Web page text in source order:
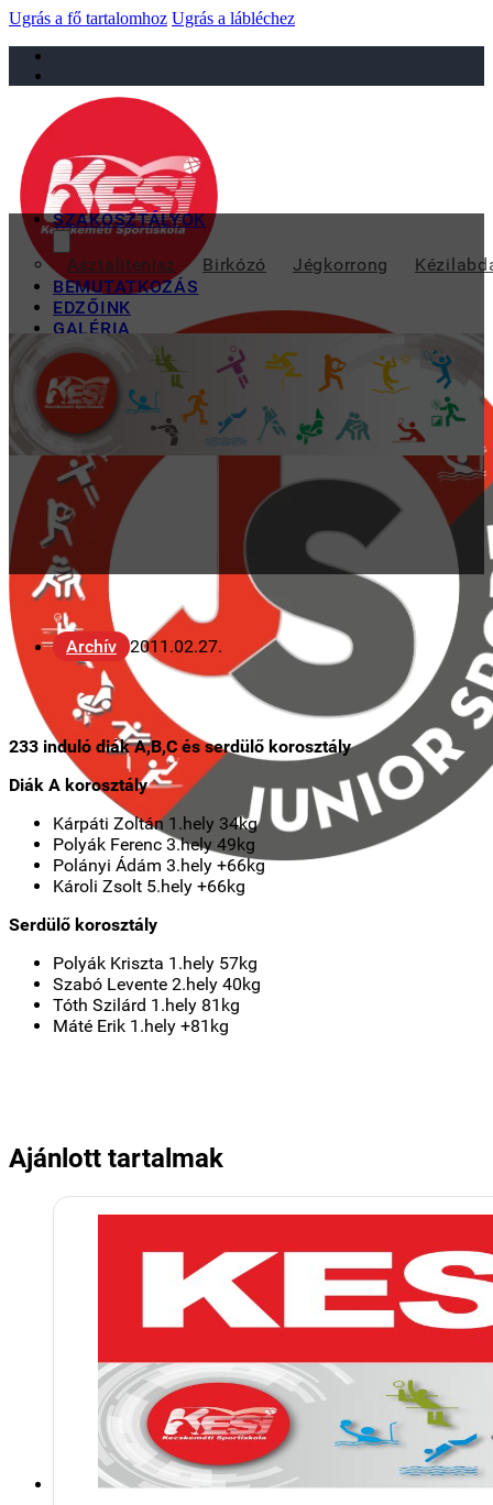
Ugrás a fő tartalomhoz Ugrás a lábléchez
sportiskola@juniorsportkft.hu
SZAKOSZTÁLYOK
Asztalitenisz Birkózó Jégkorrong
BEMUTATKOZÁS
EDZŐINK
GALÉRIA
TAO
KAPCSOLAT
Archív 2011.02.27.
233 induló diák A,B,C és serdülő korosztály
Diák A korosztály
Kárpáti Zoltán 1.hely 34kg
Polyák Ferenc 3.hely 49kg
Polányi Ádám 3.hely +66kg
Károli Zsolt 5.hely +66kg
Serdülő korosztály
Polyák Kriszta 1.hely 57kg
Szabó Levente 2.hely 40kg
Tóth Szilárd 1.hely 81kg
Máté Erik 1.hely +81kg
Ajánlott tartalmak